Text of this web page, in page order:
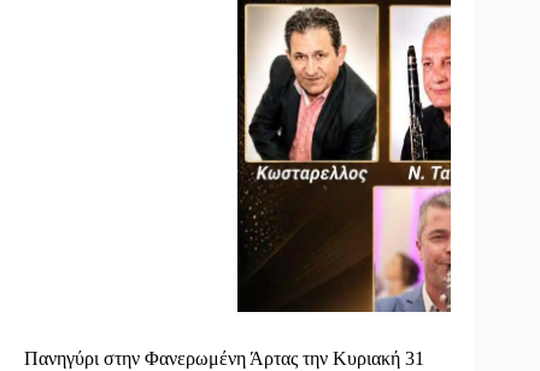
Πανηγύρι στην Φανερωμένη Άρτας την Κυριακή 31